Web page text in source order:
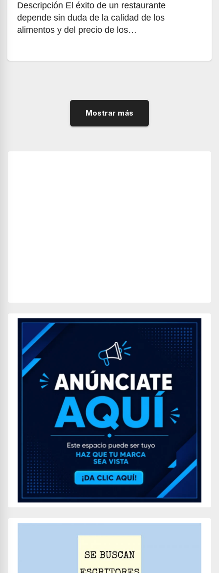
Descripción El éxito de un restaurante
depende sin duda de la calidad de los
alimentos y del precio de los…
Mostrar más